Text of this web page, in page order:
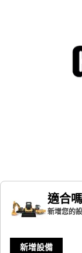
適合
新增您的
新增設備